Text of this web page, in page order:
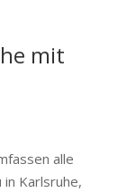
mit
alle
Karlsruhe,